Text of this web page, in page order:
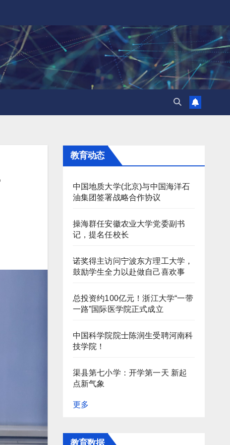
教育动态
中国地质大学(北京)与中国海洋石
油集团签署战略合作协议
操海群任安徽农业大学党委副书
记，提名任校长
诺奖得主访问宁波东方理工大学，
鼓励学生全力以赴做自己喜欢事
总投资约100亿元！浙江大学“一带
一路”国际医学院正式成立
中国科学院院士陈润生受聘河南科
技学院！
渠县第七小学：开学第一天 新起
点新气象
更多